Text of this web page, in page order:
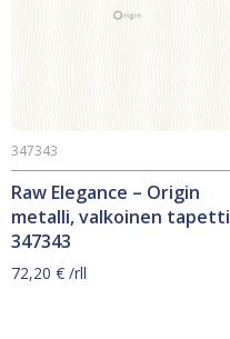
Raw Elegance – Origin
metalli, valkoinen tapetti
347343
347343
72,20 € /rll